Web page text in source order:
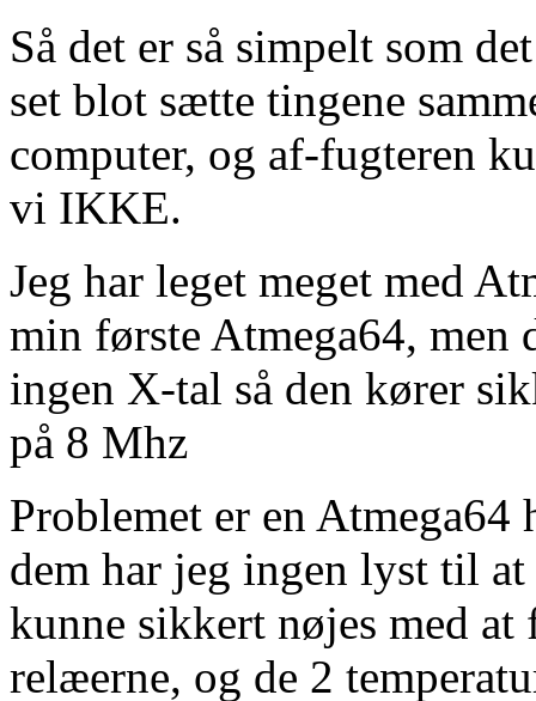
Så det er så simpelt som
set blot sætte tingene
computer, og af-fugteren
vi IKKE.
Jeg har leget meget med
min første Atmega64,
ingen X-tal så den kører
på 8 Mhz
Problemet er en Atmega64
dem har jeg ingen lyst til
kunne sikkert nøjes med at
relæerne, og de 2